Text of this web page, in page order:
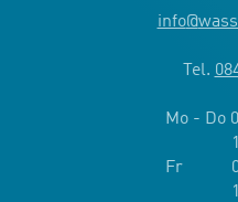
info@
Tel.
Mo - Do
Fr